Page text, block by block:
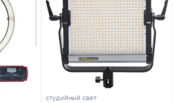
студийный свет